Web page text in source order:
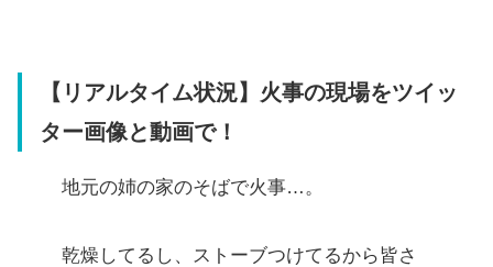
【リアルタイム状況】火事の現場をツイッ
ター画像と動画で！
地元の姉の家のそばで火事…。
乾燥してるし、ストーブつけてるから皆さ